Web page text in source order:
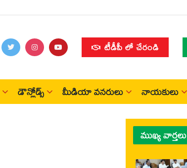
టీడీపీ లో చేరండి
డౌన్లోడ్స్ మీడియా వనరులు నాయకులు
ముఖ్య వార్తలు